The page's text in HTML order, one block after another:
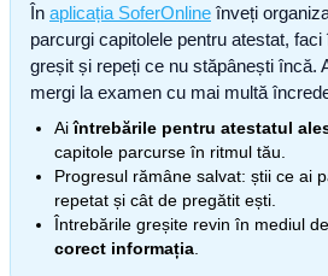
În aplicația SoferOnline înveți
parcurgi capitolele pentru atestat,
greșit și repeți ce nu stăpânești încă.
mergi la examen cu mai multă
Aiîntrebările pentru atestatul
capitole parcurse în ritmul tău.
Progresul rămâne salvat: știi ce ai
repetat și cât de pregătit ești.
Întrebările greșite revin în mediul
corect informația